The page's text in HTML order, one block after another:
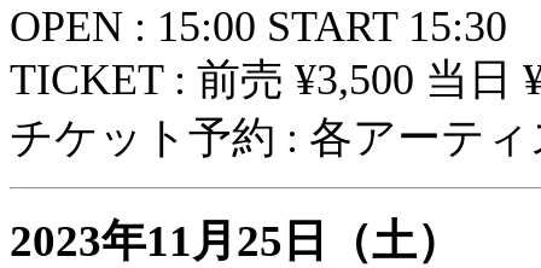
OPEN : 15:00 START 15:30
TICKET : 前売 ¥3,500 当日
チケット予約 : 各アーテ
2023年11月25日（土）